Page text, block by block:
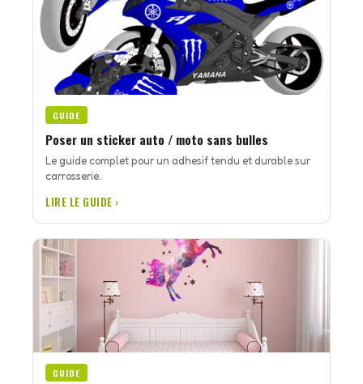
GUIDE
Poser un sticker auto / moto sans bulles
Le guide complet pour un adhesif tendu et durable sur
carrosserie.
LIRE LE GUIDE ›
GUIDE